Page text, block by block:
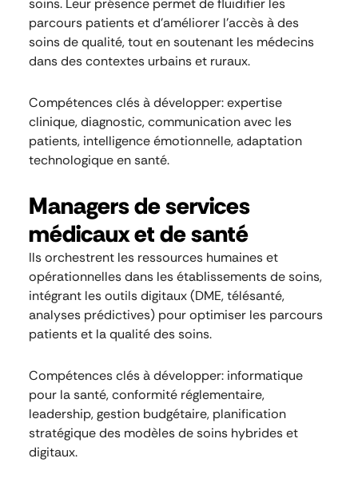
soins. Leur présence permet de fluidifier les
parcours patients et d’améliorer l’accès à des
soins de qualité, tout en soutenant les médecins
dans des contextes urbains et ruraux.
Compétences clés à développer: expertise
clinique, diagnostic, communication avec les
patients, intelligence émotionnelle, adaptation
technologique en santé.
Managers de services
médicaux et de santé
Ils orchestrent les ressources humaines et
opérationnelles dans les établissements de soins,
intégrant les outils digitaux (DME, télésanté,
analyses prédictives) pour optimiser les parcours
patients et la qualité des soins.
Compétences clés à développer: informatique
pour la santé, conformité réglementaire,
leadership, gestion budgétaire, planification
stratégique des modèles de soins hybrides et
digitaux.